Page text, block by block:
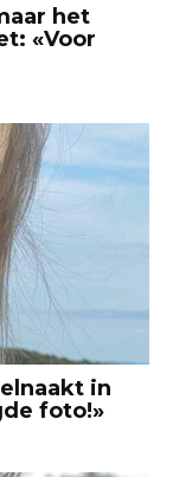
het
«Voor
in
foto!»